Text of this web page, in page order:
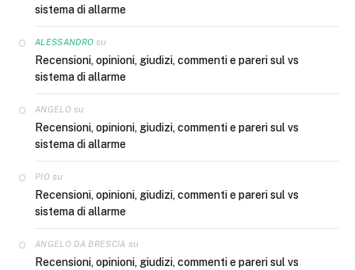
sistema di allarme
ALESSANDRO su
Recensioni, opinioni, giudizi, commenti e pareri sul vs
sistema di allarme
ANGELO su
Recensioni, opinioni, giudizi, commenti e pareri sul vs
sistema di allarme
PIO su
Recensioni, opinioni, giudizi, commenti e pareri sul vs
sistema di allarme
ANGELO DA BRESCIA su
Recensioni, opinioni, giudizi, commenti e pareri sul vs